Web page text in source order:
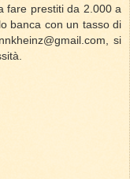
fare prestiti da 2.000 a
banca con un tasso di
si